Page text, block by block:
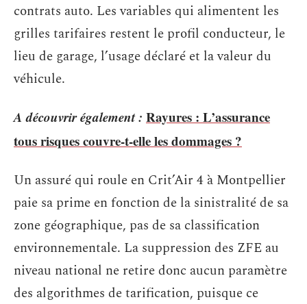
contrats auto. Les variables qui alimentent les
grilles tarifaires restent le profil conducteur, le
lieu de garage, l’usage déclaré et la valeur du
véhicule.
A découvrir également : Rayures : L’assurance
tous risques couvre-t-elle les dommages ?
Un assuré qui roule en Crit’Air 4 à Montpellier
paie sa prime en fonction de la sinistralité de sa
zone géographique, pas de sa classification
environnementale. La suppression des ZFE au
niveau national ne retire donc aucun paramètre
des algorithmes de tarification, puisque ce